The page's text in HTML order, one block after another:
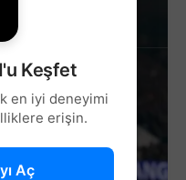
Yeni Aday!
Keşfet
en iyi deneyimi
erişin.
Aç